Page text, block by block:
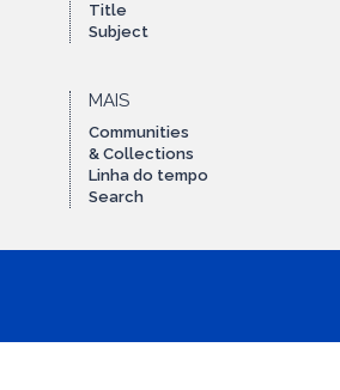
Title
Subject
MAIS
Communities
& Collections
Linha do tempo
Search